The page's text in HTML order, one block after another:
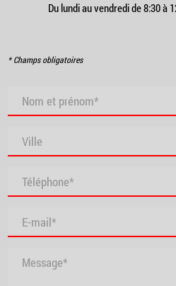
Du lundi au vendredi de 8:30 à
* Champs obligatoires
Nom et prénom*
Ville
Téléphone*
E-mail*
Message*